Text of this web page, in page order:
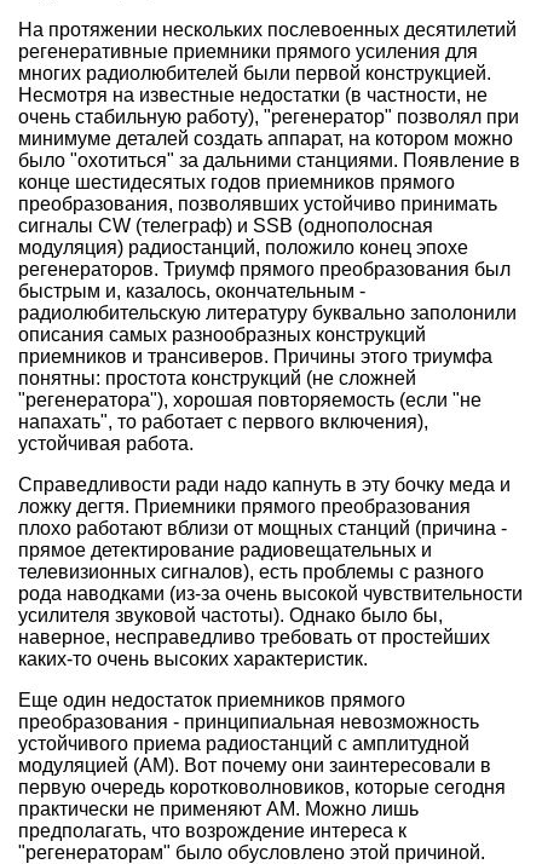
На протяжении нескольких послевоенных десятилетий
регенеративные приемники прямого усиления для
многих радиолюбителей были первой конструкцией.
Несмотря на известные недостатки (в частности, не
очень стабильную работу), "регенератор" позволял при
минимуме деталей создать аппарат, на котором можно
было "охотиться" за дальними станциями. Появление в
конце шестидесятых годов приемников прямого
преобразования, позволявших устойчиво принимать
сигналы CW (телеграф) и SSB (однополосная
модуляция) радиостанций, положило конец эпохе
регенераторов. Триумф прямого преобразования был
быстрым и, казалось, окончательным -
радиолюбительскую литературу буквально заполонили
описания самых разнообразных конструкций
приемников и трансиверов. Причины этого триумфа
понятны: простота конструкций (не сложней
"регенератора"), хорошая повторяемость (если "не
напахать", то работает с первого включения),
устойчивая работа.
Справедливости ради надо капнуть в эту бочку меда и
ложку дегтя. Приемники прямого преобразования
плохо работают вблизи от мощных станций (причина -
прямое детектирование радиовещательных и
телевизионных сигналов), есть проблемы с разного
рода наводками (из-за очень высокой чувствительности
усилителя звуковой частоты). Однако было бы,
наверное, несправедливо требовать от простейших
каких-то очень высоких характеристик.
Еще один недостаток приемников прямого
преобразования - принципиальная невозможность
устойчивого приема радиостанций с амплитудной
модуляцией (AM). Вот почему они заинтересовали в
первую очередь коротковолновиков, которые сегодня
практически не применяют AM. Можно лишь
предполагать, что возрождение интереса к
"регенераторам" было обусловлено этой причиной.